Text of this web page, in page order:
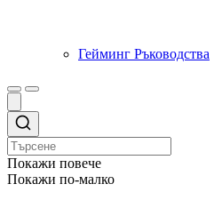
Гейминг Ръководства
Покажи повече
Покажи по-малко